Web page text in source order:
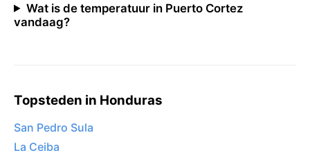
Wat is de temperatuur in Puerto Cortez
vandaag?
Topsteden in Honduras
San Pedro Sula
La Ceiba